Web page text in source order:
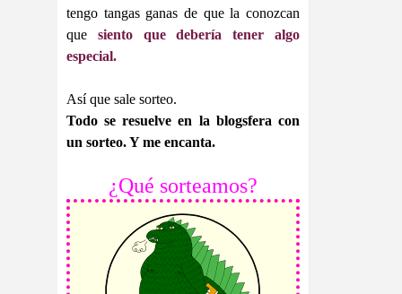
tengo tangas ganas de que la conozcan
que siento que debería tener algo
especial.
Así que sale sorteo.
Todo se resuelve en la blogsfera con
un sorteo. Y me encanta.
¿Qué sorteamos?